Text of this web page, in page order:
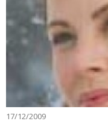
17/12/2009